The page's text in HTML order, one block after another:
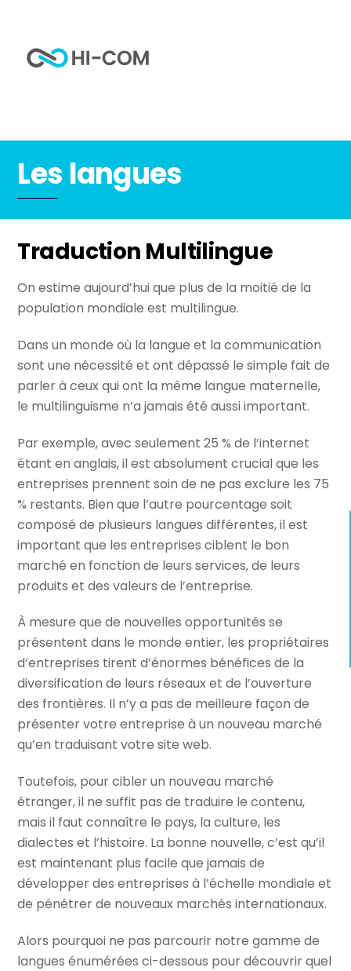
content
Les langues
Traduction Multilingue
On estime aujourd’hui que plus de la moitié de la
population mondiale est multilingue.
Dans un monde où la langue et la communication
sont une nécessité et ont dépassé le simple fait de
parler à ceux qui ont la même langue maternelle,
le multilinguisme n’a jamais été aussi important.
Par exemple, avec seulement 25 % de l’internet
étant en anglais, il est absolument crucial que les
entreprises prennent soin de ne pas exclure les 75
% restants. Bien que l’autre pourcentage soit
composé de plusieurs langues différentes, il est
important que les entreprises ciblent le bon
marché en fonction de leurs services, de leurs
produits et des valeurs de l’entreprise.
À mesure que de nouvelles opportunités se
présentent dans le monde entier, les propriétaires
d’entreprises tirent d’énormes bénéfices de la
diversification de leurs réseaux et de l’ouverture
des frontières. Il n’y a pas de meilleure façon de
présenter votre entreprise à un nouveau marché
qu’en traduisant votre site web.
Toutefois, pour cibler un nouveau marché
étranger, il ne suffit pas de traduire le contenu,
mais il faut connaître le pays, la culture, les
dialectes et l’histoire. La bonne nouvelle, c’est qu’il
est maintenant plus facile que jamais de
développer des entreprises à l’échelle mondiale et
de pénétrer de nouveaux marchés internationaux.
Alors pourquoi ne pas parcourir notre gamme de
langues énumérées ci-dessous pour découvrir quel